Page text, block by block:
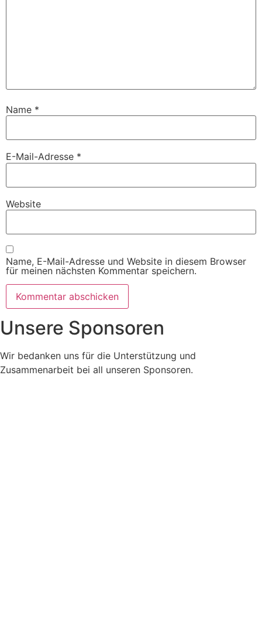
Name *
E-Mail-Adresse *
Website
Name, E-Mail-Adresse und Website in diesem Browser
für meinen nächsten Kommentar speichern.
Unsere Sponsoren
Wir bedanken uns für die Unterstützung und
Zusammenarbeit bei all unseren Sponsoren.